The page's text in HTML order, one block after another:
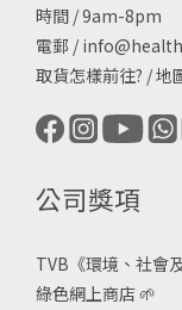
時間 / 9am-8pm
電郵 /
取貨怎樣前往? /地
公司獎項
TVB《環境、社會
綠色網上商店 🌱